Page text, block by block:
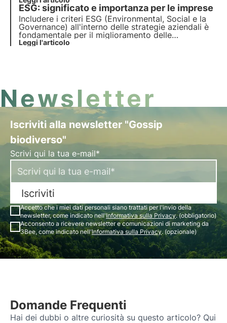
al centro del proprio modello d'impresa da quelle
che si avvicinano per motivi di comunicazione
esterna.
ESG: significato e importanza per le imprese
Includere i criteri ESG (Environmental, Social e la
Governance) all'interno delle strategie aziendali è
fondamentale per il miglioramento delle
performance. In questo articolo approfondiamo il
Leggi l'articolo
Newsletter
Iscriviti alla newsletter "Gossip
biodiverso"
Scrivi qui la tua e-mail*
Iscriviti
Accetto che i miei dati personali siano trattati per l'invio della
newsletter, come indicato nell'Informativa sulla Privacy. (obbligatorio)
Acconsento a ricevere newsletter e comunicazioni di marketing da
3Bee, come indicato nell'Informativa sulla Privacy. (opzionale)
Domande Frequenti
Hai dei dubbi o altre curiosità su questo articolo? Qui